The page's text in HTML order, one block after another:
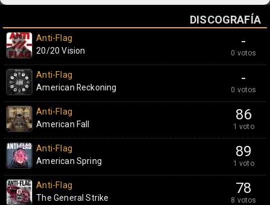
DISCOGRAFÍA
-
0 votos
Anti-Flag
20/20 Vision
-
0 votos
Anti-Flag
American Reckoning
86
1 voto
Anti-Flag
American Fall
89
1 voto
Anti-Flag
American Spring
78
8 votos
Anti-Flag
The General Strike